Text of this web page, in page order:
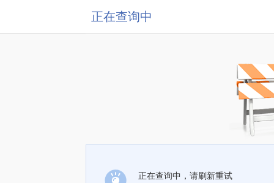
正在查询中
正在查询中，请刷新重试